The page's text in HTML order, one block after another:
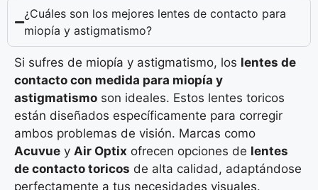
¿Cuáles son los mejores lentes de contacto para
miopía y astigmatismo?
Si sufres de miopía y astigmatismo, los lentes de
contacto con medida para miopía y
astigmatismo son ideales. Estos lentes toricos
están diseñados específicamente para corregir
ambos problemas de visión. Marcas como
Acuvue y Air Optix ofrecen opciones de lentes
de contacto toricos de alta calidad, adaptándose
perfectamente a tus necesidades visuales.